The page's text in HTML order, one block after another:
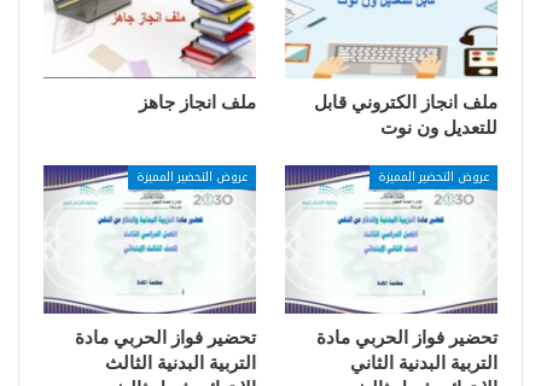
ملف انجاز الكتروني قابل
للتعديل ون نوت
ملف انجاز جاهز
عروض التحضير المميزة
تحضير فواز الحربي مادة
التربية البدنية الثاني
عروض التحضير المميزة
تحضير فواز الحربي مادة
التربية البدنية الثالث